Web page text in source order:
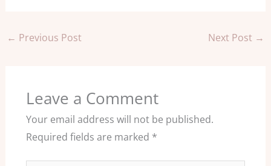
← Previous Post Next Post →
Leave a Comment
Your email address will not be published.
Required fields are marked *